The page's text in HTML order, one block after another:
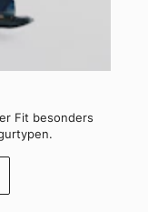
Fit besonders